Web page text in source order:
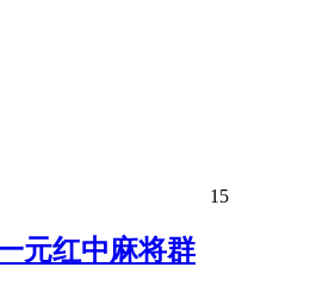
15
元红中麻将群